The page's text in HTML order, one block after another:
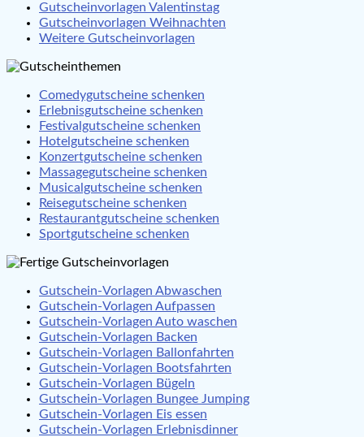
Gutscheinvorlagen Valentinstag
Gutscheinvorlagen Weihnachten
Weitere Gutscheinvorlagen
Comedygutscheine schenken
Erlebnisgutscheine schenken
Festivalgutscheine schenken
Hotelgutscheine schenken
Konzertgutscheine schenken
Massagegutscheine schenken
Musicalgutscheine schenken
Reisegutscheine schenken
Restaurantgutscheine schenken
Sportgutscheine schenken
Gutschein-Vorlagen Abwaschen
Gutschein-Vorlagen Aufpassen
Gutschein-Vorlagen Auto waschen
Gutschein-Vorlagen Backen
Gutschein-Vorlagen Ballonfahrten
Gutschein-Vorlagen Bootsfahrten
Gutschein-Vorlagen Bügeln
Gutschein-Vorlagen Bungee Jumping
Gutschein-Vorlagen Eis essen
Gutschein-Vorlagen Erlebnisdinner